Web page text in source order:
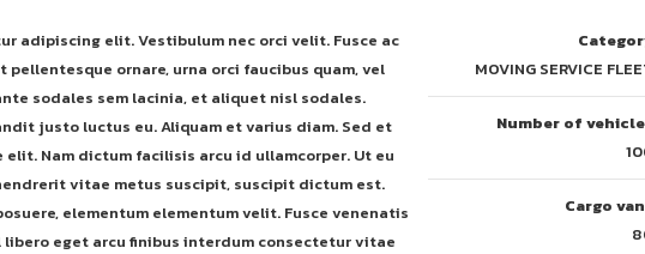
adipiscing elit. Vestibulum nec orci velit. Fusce ac
pellentesque ornare, urna orci faucibus quam, vel
sodales sem lacinia, et aliquet nisl sodales.
justo luctus eu. Aliquam et varius diam. Sed et
Nam dictum facilisis arcu id ullamcorper. Ut eu
vitae metus suscipit, suscipit dictum est.
elementum elementum velit. Fusce venenatis
eget arcu finibus interdum consectetur vitae
MOVING SERVICE
Number of
Cargo